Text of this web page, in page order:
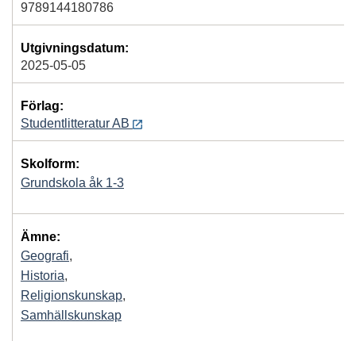
9789144180786
Utgivningsdatum:
2025-05-05
Förlag:
Studentlitteratur AB
Skolform:
Grundskola åk 1-3
Ämne:
Geografi,
Historia,
Religionskunskap,
Samhällskunskap